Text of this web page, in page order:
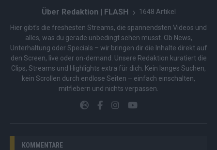
Über Redaktion | FLASH 1648 Artikel
Hier gibt’s die freshesten Streams, die spannendsten Videos und
alles, was du gerade unbedingt sehen musst. Ob News,
Unterhaltung oder Specials – wir bringen dir die Inhalte direkt auf
den Screen, live oder on-demand. Unsere Redaktion kuratiert die
Clips, Streams und Highlights extra für dich. Kein langes Suchen,
kein Scrollen durch endlose Seiten – einfach einschalten,
mitfiebern und nichts verpassen.
KOMMENTARE